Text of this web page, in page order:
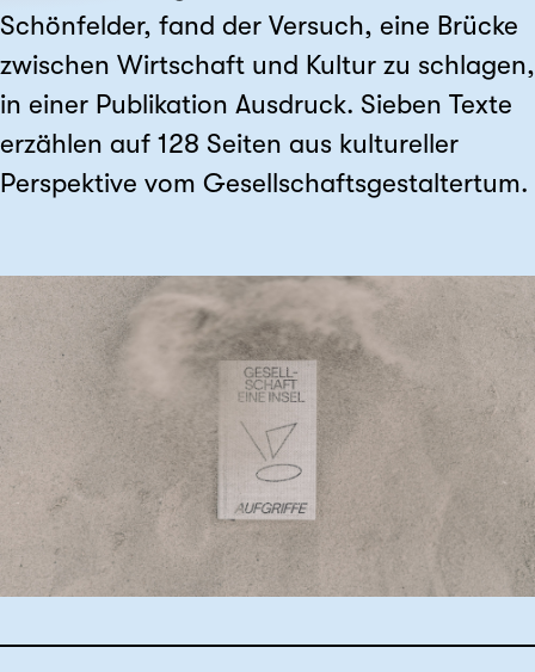
Schönfelder, fand der Versuch, eine Brücke
zwischen Wirtschaft und Kultur zu schlagen,
in einer Publikation Ausdruck. Sieben Texte
erzählen auf 128 Seiten aus kultureller
Perspektive vom Gesellschafts­gestaltertum.